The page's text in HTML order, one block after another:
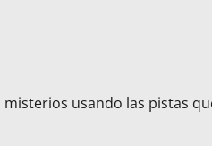
misterios usando las pistas